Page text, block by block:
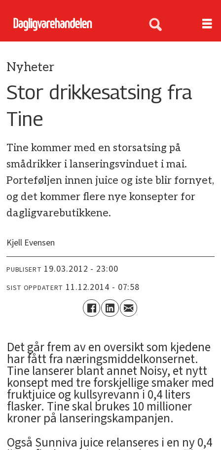
Nyheter
Stor drikkesatsing fra
Tine
Tine kommer med en storsatsing på
smådrikker i lanseringsvinduet i mai.
Porteføljen innen juice og iste blir fornyet,
og det kommer flere nye konsepter for
dagligvarebutikkene.
Kjell Evensen
PUBLISERT 19.03.2012 - 23:00
SIST OPPDATERT 11.12.2014 - 07:58
Det går frem av en oversikt som kjedene
har fått fra næringsmiddelkonsernet.
Tine lanserer blant annet Noisy, et nytt
konsept med tre forskjellige smaker med
fruktjuice og kullsyrevann i 0,4 liters
flasker. Tine skal brukes 10 millioner
kroner på lanseringskampanjen.
Også Sunniva juice relanseres i en ny 0,4